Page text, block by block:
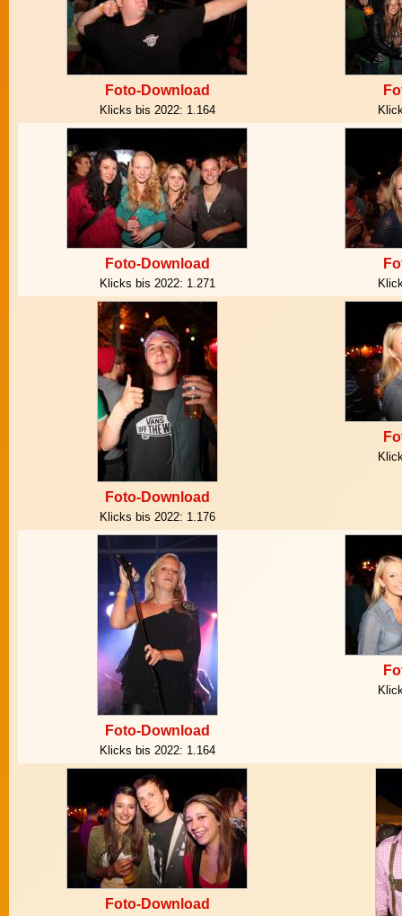
Foto-Download
Klicks bis 2022: 1.164
Foto-Download
Klicks bis 2022: 1.271
Foto-Download
Klicks bis 2022: 1.176
Foto-Download
Klicks bis 2022: 1.164
Foto-Download